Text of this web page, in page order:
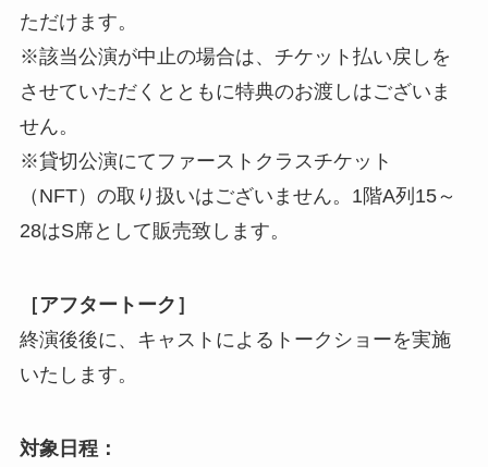
ただけます。
※該当公演が中止の場合は、チケット払い戻しを
させていただくとともに特典のお渡しはございま
せん。
※貸切公演にてファーストクラスチケット
（NFT）の取り扱いはございません。1階A列15～
28はS席として販売致します。
［アフタートーク ］
終演後後に、キャストによるトークショーを実施
いたします。
対象日程：